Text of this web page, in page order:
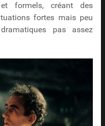
formels, créant des
fortes mais peu
pas assez